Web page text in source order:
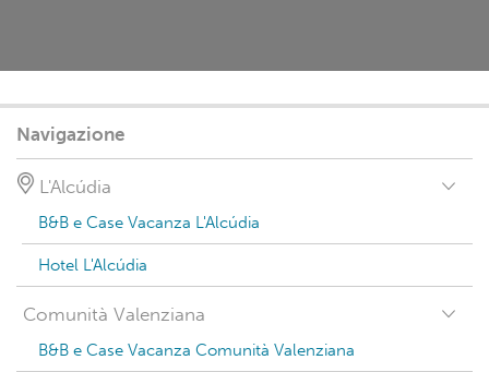
Navigazione
L'Alcúdia
B&B e Case Vacanza L'Alcúdia
Hotel L'Alcúdia
Comunità Valenziana
B&B e Case Vacanza Comunità Valenziana